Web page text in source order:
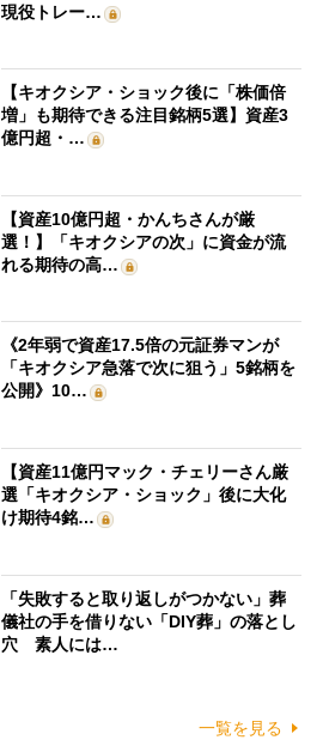
現役トレー…
【キオクシア・ショック後に「株価倍
増」も期待できる注目銘柄5選】資産3
億円超・…
【資産10億円超・かんちさんが厳
選！】「キオクシアの次」に資金が流
れる期待の高…
《2年弱で資産17.5倍の元証券マンが
「キオクシア急落で次に狙う」5銘柄を
公開》10…
【資産11億円マック・チェリーさん厳
選「キオクシア・ショック」後に大化
け期待4銘…
「失敗すると取り返しがつかない」葬
儀社の手を借りない「DIY葬」の落とし
穴 素人には…
一覧を見る